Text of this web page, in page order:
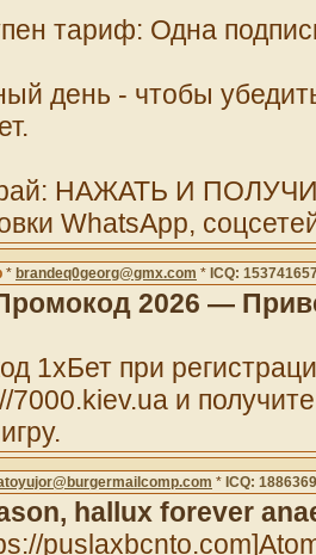
тариф: Одна
день - чтобы
НАЖАТЬ И
WhatsApp,
* brandeq0georg@gmx.com * ICQ:
2026 —
1хБет при
7000.kiev.ua и
* ICQ: 1886369
hallux forever